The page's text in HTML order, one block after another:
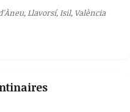
Llavorsí, Isil, València